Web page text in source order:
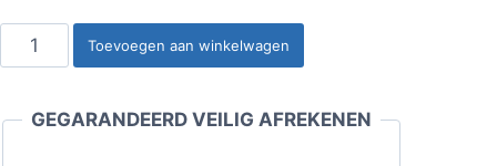
Wielmoeren
voor
velgen
Toevoegen aan winkelwagen
GEGARANDEERD VEILIG AFREKENEN